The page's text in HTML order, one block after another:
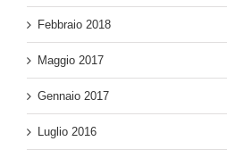
Febbraio 2018
Maggio 2017
Gennaio 2017
Luglio 2016